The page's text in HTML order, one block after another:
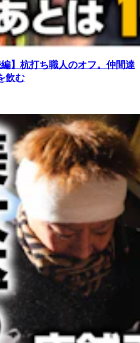
編】杭打ち職人のオフ。仲間達
飲む